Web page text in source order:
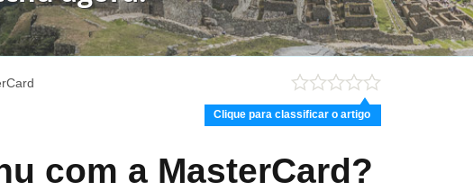
Clique para classificar o artigo
com a MasterCard?